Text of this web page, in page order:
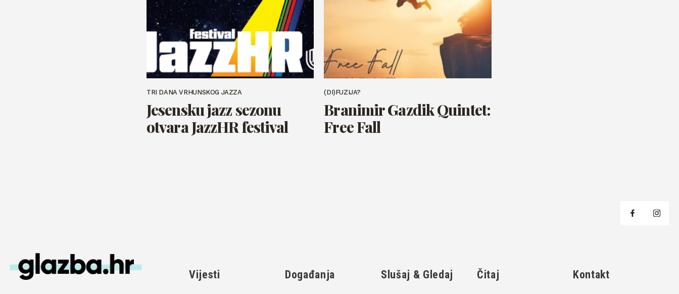
TRI DANA VRHUNSKOG JAZZA
Jesensku jazz sezonu
otvara JazzHR festival
(DI)FUZIJA?
Branimir Gazdik Quintet:
Free Fall
Vijesti Događanja Slušaj & Gledaj Čitaj Kontakt